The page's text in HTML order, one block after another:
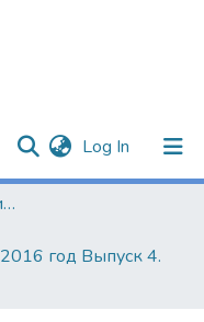
Log In (current)
Периодические издания БарГУ
2016 год Выпуск 4.